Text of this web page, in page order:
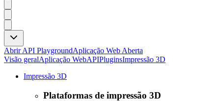
Abrir API PlaygroundAplicação Web Aberta
Visão geralAplicação WebAPIPluginsImpressão 3D
Impressão 3D
Plataformas de impressão 3D